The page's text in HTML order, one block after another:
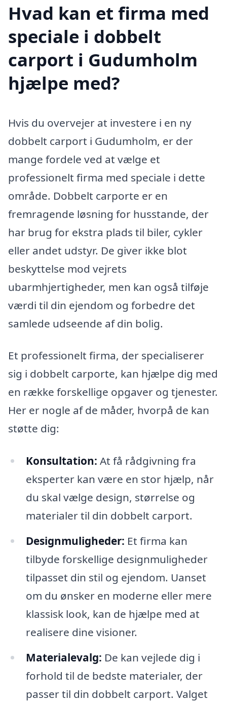
Hvad kan et firma med
speciale i dobbelt
carport i Gudumholm
hjælpe med?
Hvis du overvejer at investere i en ny
dobbelt carport i Gudumholm, er der
mange fordele ved at vælge et
professionelt firma med speciale i dette
område. Dobbelt carporte er en
fremragende løsning for husstande, der
har brug for ekstra plads til biler, cykler
eller andet udstyr. De giver ikke blot
beskyttelse mod vejrets
ubarmhjertigheder, men kan også tilføje
værdi til din ejendom og forbedre det
samlede udseende af din bolig.
Et professionelt firma, der specialiserer
sig i dobbelt carporte, kan hjælpe dig med
en række forskellige opgaver og tjenester.
Her er nogle af de måder, hvorpå de kan
støtte dig:
Konsultation: At få rådgivning fra
eksperter kan være en stor hjælp, når
du skal vælge design, størrelse og
materialer til din dobbelt carport.
Designmuligheder: Et firma kan
tilbyde forskellige designmuligheder
tilpasset din stil og ejendom. Uanset
om du ønsker en moderne eller mere
klassisk look, kan de hjælpe med at
realisere dine visioner.
Materialevalg: De kan vejlede dig i
forhold til de bedste materialer, der
passer til din dobbelt carport. Valget